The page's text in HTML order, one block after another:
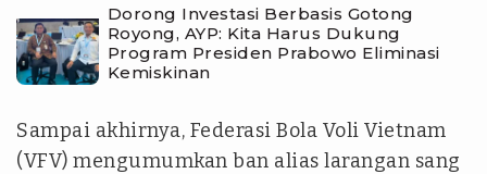
Dorong Investasi Berbasis Gotong
Royong, AYP: Kita Harus Dukung
Program Presiden Prabowo Eliminasi
Kemiskinan
Sampai akhirnya, Federasi Bola Voli Vietnam
(VFV) mengumumkan ban alias larangan sang